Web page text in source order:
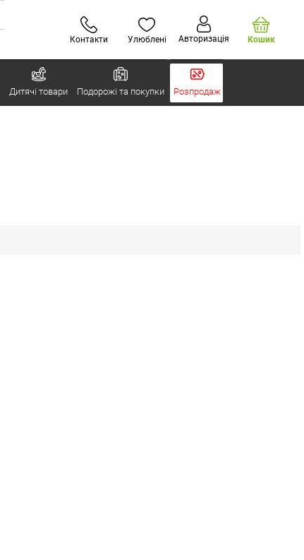
Контакти Улюблені Авторизація Кошик
Дитячі товари Подорожі та покупки Розпродаж